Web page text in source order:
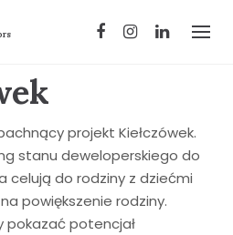
projekt Kiełczówek.
stanu deweloperskiego do
celują do rodziny z dziećmi
powiększenie rodziny.
pokazać potencjał